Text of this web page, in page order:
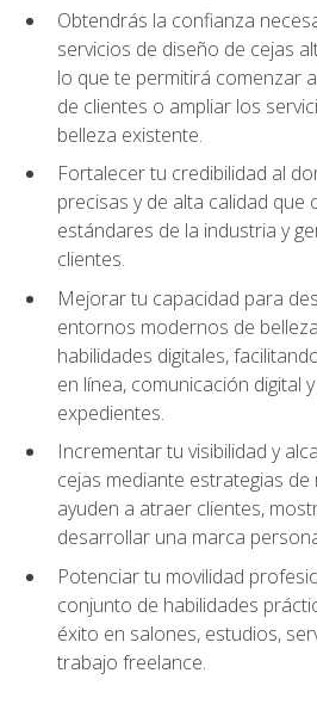
Obtendrás la confianza
servicios de diseño de cejas
lo que te permitirá comenzar
de clientes o ampliar los
belleza existente.
Fortalecer tu credibilidad al
precisas y de alta calidad que
estándares de la industria y
clientes.
Mejorar tu capacidad para
entornos modernos de
habilidades digitales,
en línea, comunicación digital
expedientes.
Incrementar tu visibilidad y
cejas mediante estrategias de
ayuden a atraer clientes,
desarrollar una marca
Potenciar tu movilidad
conjunto de habilidades
éxito en salones, estudios,
trabajo freelance.